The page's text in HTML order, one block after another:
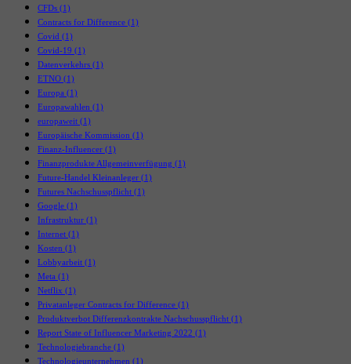
CFDs (1)
Contracts for Difference (1)
Covid (1)
Covid-19 (1)
Datenverkehrs (1)
ETNO (1)
Europa (1)
Europawahlen (1)
europaweit (1)
Europäische Kommission (1)
Finanz-Influencer (1)
Finanzprodukte Allgemeinverfügung (1)
Future-Handel Kleinanleger (1)
Futures Nachschusspflicht (1)
Google (1)
Infrastruktur (1)
Internet (1)
Kosten (1)
Lobbyarbeit (1)
Meta (1)
Netflix (1)
Privatanleger Contracts for Difference (1)
Produktverbot Differenzkontrakte Nachschusspflicht (1)
Report State of Influencer Marketing 2022 (1)
Technologiebranche (1)
Technologieunternehmen (1)